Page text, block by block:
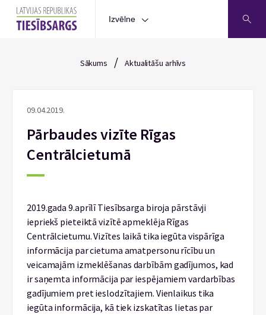
Izvēlne
Sākums / Aktualitāšu arhīvs
09.04.2019.
Pārbaudes vizīte Rīgas
Centrālcietumā
2019.gada 9.aprīlī Tiesībsarga biroja pārstāvji
iepriekš pieteiktā vizītē apmeklēja Rīgas
Centrālcietumu. Vizītes laikā tika iegūta vispārīga
informācija par cietuma amatpersonu rīcību un
veicamajām izmeklēšanas darbībām gadījumos, kad
ir saņemta informācija par iespējamiem vardarbības
gadījumiem pret ieslodzītajiem. Vienlaikus tika
iegūta informācija, kā tiek izskatītas lietas par